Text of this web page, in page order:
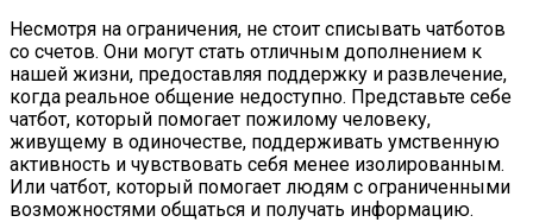
Несмотря на ограничения, не стоит списывать чатботов
со счетов. Они могут стать отличным дополнением к
нашей жизни, предоставляя поддержку и развлечение,
когда реальное общение недоступно. Представьте себе
чатбот, который помогает пожилому человеку,
живущему в одиночестве, поддерживать умственную
активность и чувствовать себя менее изолированным.
Или чатбот, который помогает людям с ограниченными
возможностями общаться и получать информацию.